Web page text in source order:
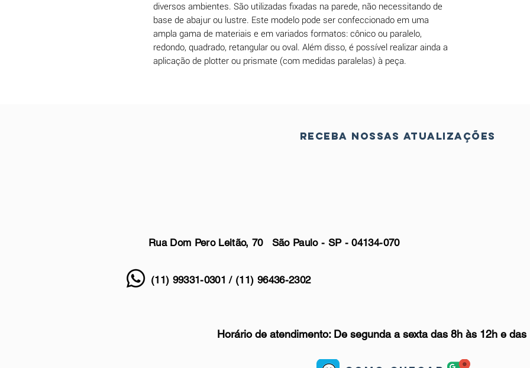
diversos ambientes. São utilizadas fixadas na parede, não necessitando de
base de abajur ou lustre. Este modelo pode ser confeccionado em uma
ampla gama de materiais e em variados formatos: cônico ou paralelo,
redondo, quadrado, retangular ou oval. Além disso, é possível realizar ainda a
aplicação de plotter ou prismate (com medidas paralelas) à peça.
Receba nossas atualizações
Rua Dom Pero Leitão, 70São Paulo - SP - 04134-070
(11) 99331-0301 / (11) 96436-2302
Horário de atendimento: De segunda a sexta das 8h às 12h e das